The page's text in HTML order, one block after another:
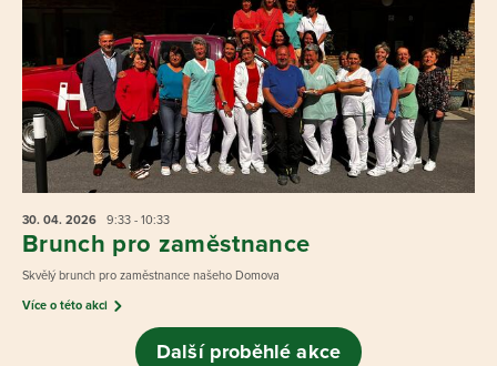
30. 04. 2026 9:33 - 10:33
Brunch pro zaměstnance
Skvělý brunch pro zaměstnance našeho Domova
Více o této akci
Další proběhlé akce